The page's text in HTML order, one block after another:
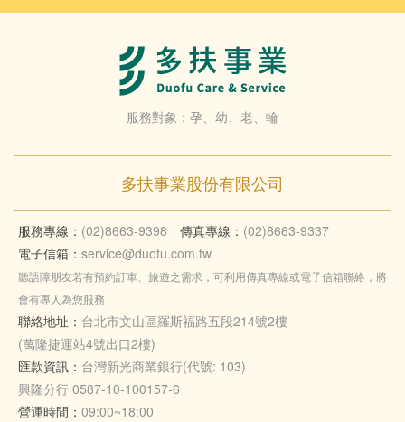
服務對象：孕、幼、老、輪
多扶事業股份有限公司
服務專線： (02)8663-9398 傳真專線： (02)8663-9337
電子信箱： service@duofu.com.tw
聽語障朋友若有預約訂車、旅遊之需求，可利用傳真專線或電子信箱聯絡，將
會有專人為您服務
聯絡地址： 台北市文山區羅斯福路五段214號2樓
(萬隆捷運站4號出口2樓)
匯款資訊： 台灣新光商業銀行(代號: 103)
興隆分行 0587-10-100157-6
營運時間： 09:00~18:00